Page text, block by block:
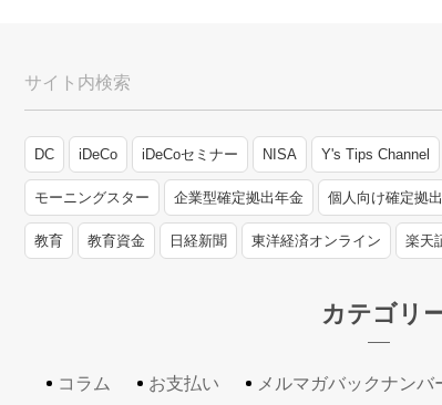
サイト内検索
DC iDeCo iDeCoセミナー NISA Y's Tips Channel
モーニングスター 企業型確定拠出年金 個人向け確定拠
教育 教育資金 日経新聞 東洋経済オンライン 楽天
カテゴリ
コラム お支払い メルマガバックナンバ